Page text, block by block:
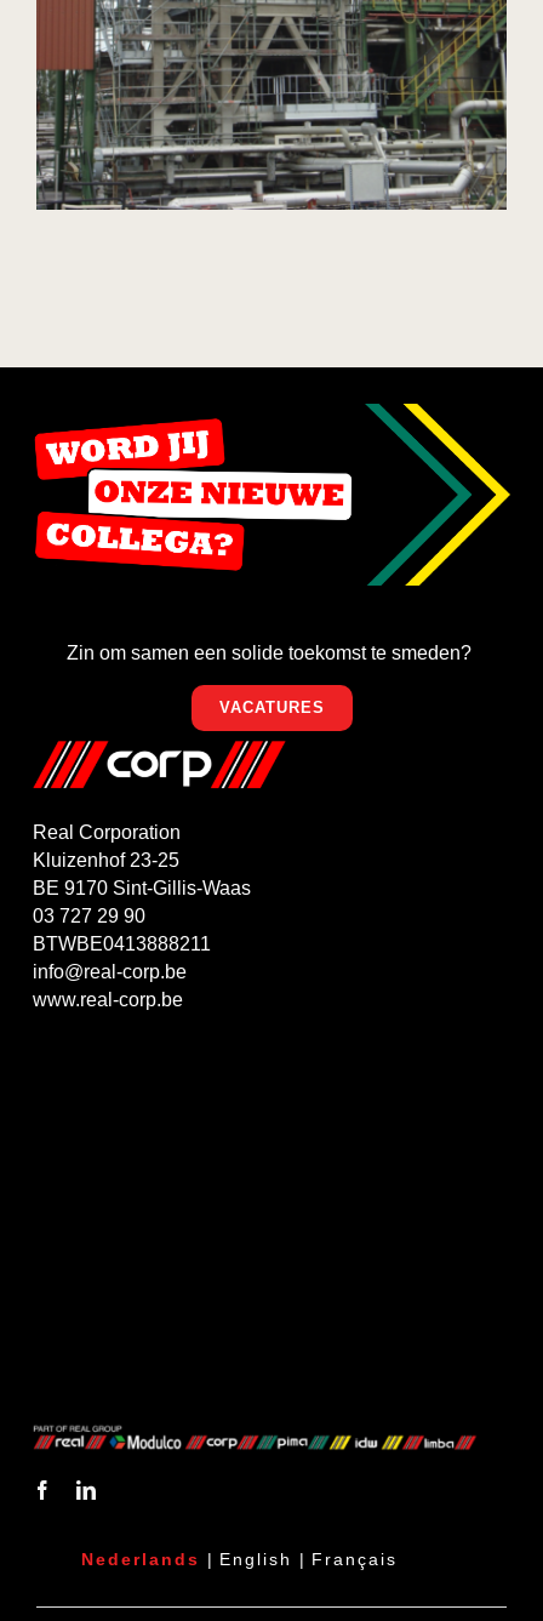
Real Corporation
Kluizenhof 23-25
BE 9170 Sint-Gillis-Waas
03 727 29 90
BTWBE0413888211
info@real-corp.be
www.real-corp.be
Zin om samen een solide toekomst te smeden?
VACATURES
Nederlands | English | Français